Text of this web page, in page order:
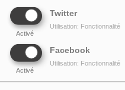
Twitter
Activé
Utilisation: Fonctionnalité
Facebook
Activé
Utilisation: Fonctionnalité
DIMANCHE, DE 06:30 À 08:00